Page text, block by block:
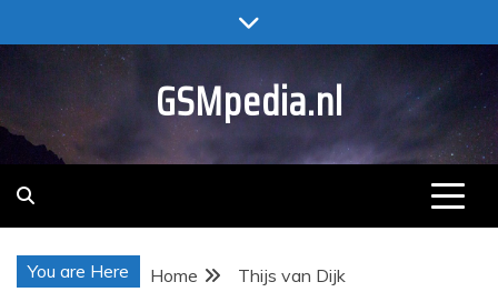
to
GSMpedia.nl
You are Here Home Thijs van Dijk